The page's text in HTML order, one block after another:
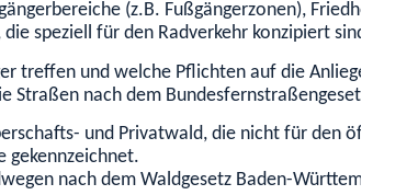
(z.B. Fußgängerzonen), Friedhof-,
speziell für den Radverkehr konzipiert sind.
treffen und welche Pflichten auf die Anlieger
nach dem Bundesfernstraßengesetz.
und Privatwald, die nicht für den
gekennzeichnet.
nach dem Waldgesetz Baden-Württemberg